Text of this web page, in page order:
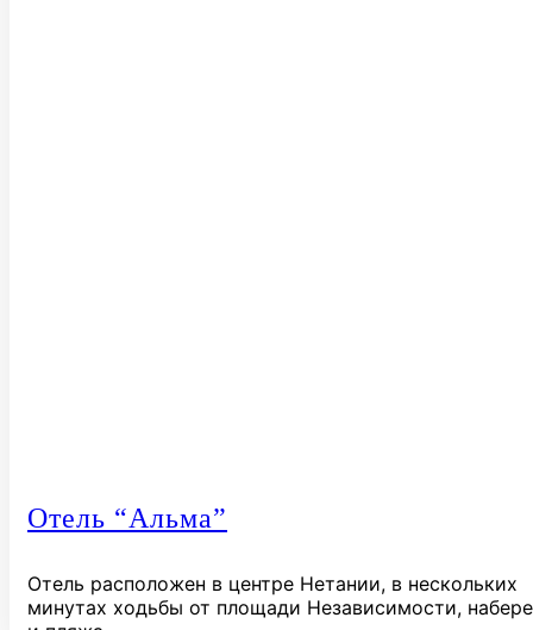
Отель “Альма”
Отель расположен в центре Нетании, в нескольких
минутах ходьбы от площади Независимости,